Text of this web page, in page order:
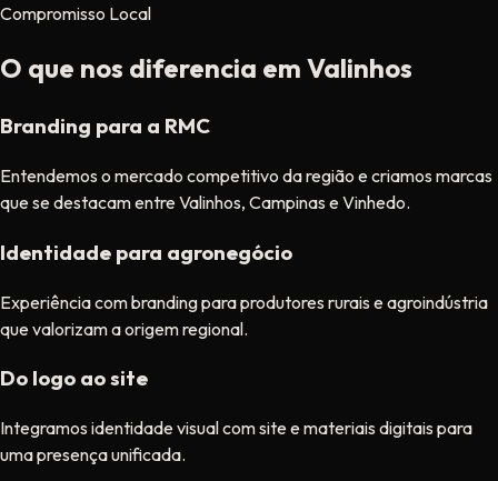
Compromisso Local
O que nos diferencia em Valinhos
Branding para a RMC
Entendemos o mercado competitivo da região e criamos marcas
que se destacam entre Valinhos, Campinas e Vinhedo.
Identidade para agronegócio
Experiência com branding para produtores rurais e agroindústria
que valorizam a origem regional.
Do logo ao site
Integramos identidade visual com site e materiais digitais para
uma presença unificada.